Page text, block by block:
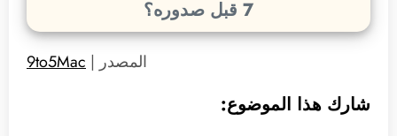
7 قبل صدوره؟
المصدر | 9to5Mac
شارك هذا الموضوع: